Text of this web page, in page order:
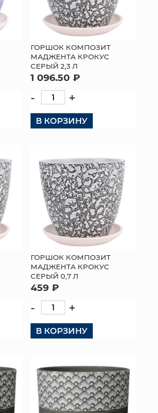
ГОРШОК КОМПОЗИТ
МАДЖЕНТА КРОКУС
СЕРЫЙ 2,3 Л
1 096.50 ₽
- +
В КОРЗИНУ
ГОРШОК КОМПОЗИТ
МАДЖЕНТА КРОКУС
СЕРЫЙ 0,7 Л
459 ₽
- +
В КОРЗИНУ